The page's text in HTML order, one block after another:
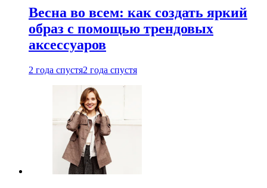
Весна во всем: как создать яркий
образ с помощью трендовых
аксессуаров
2 года спустя2 года спустя